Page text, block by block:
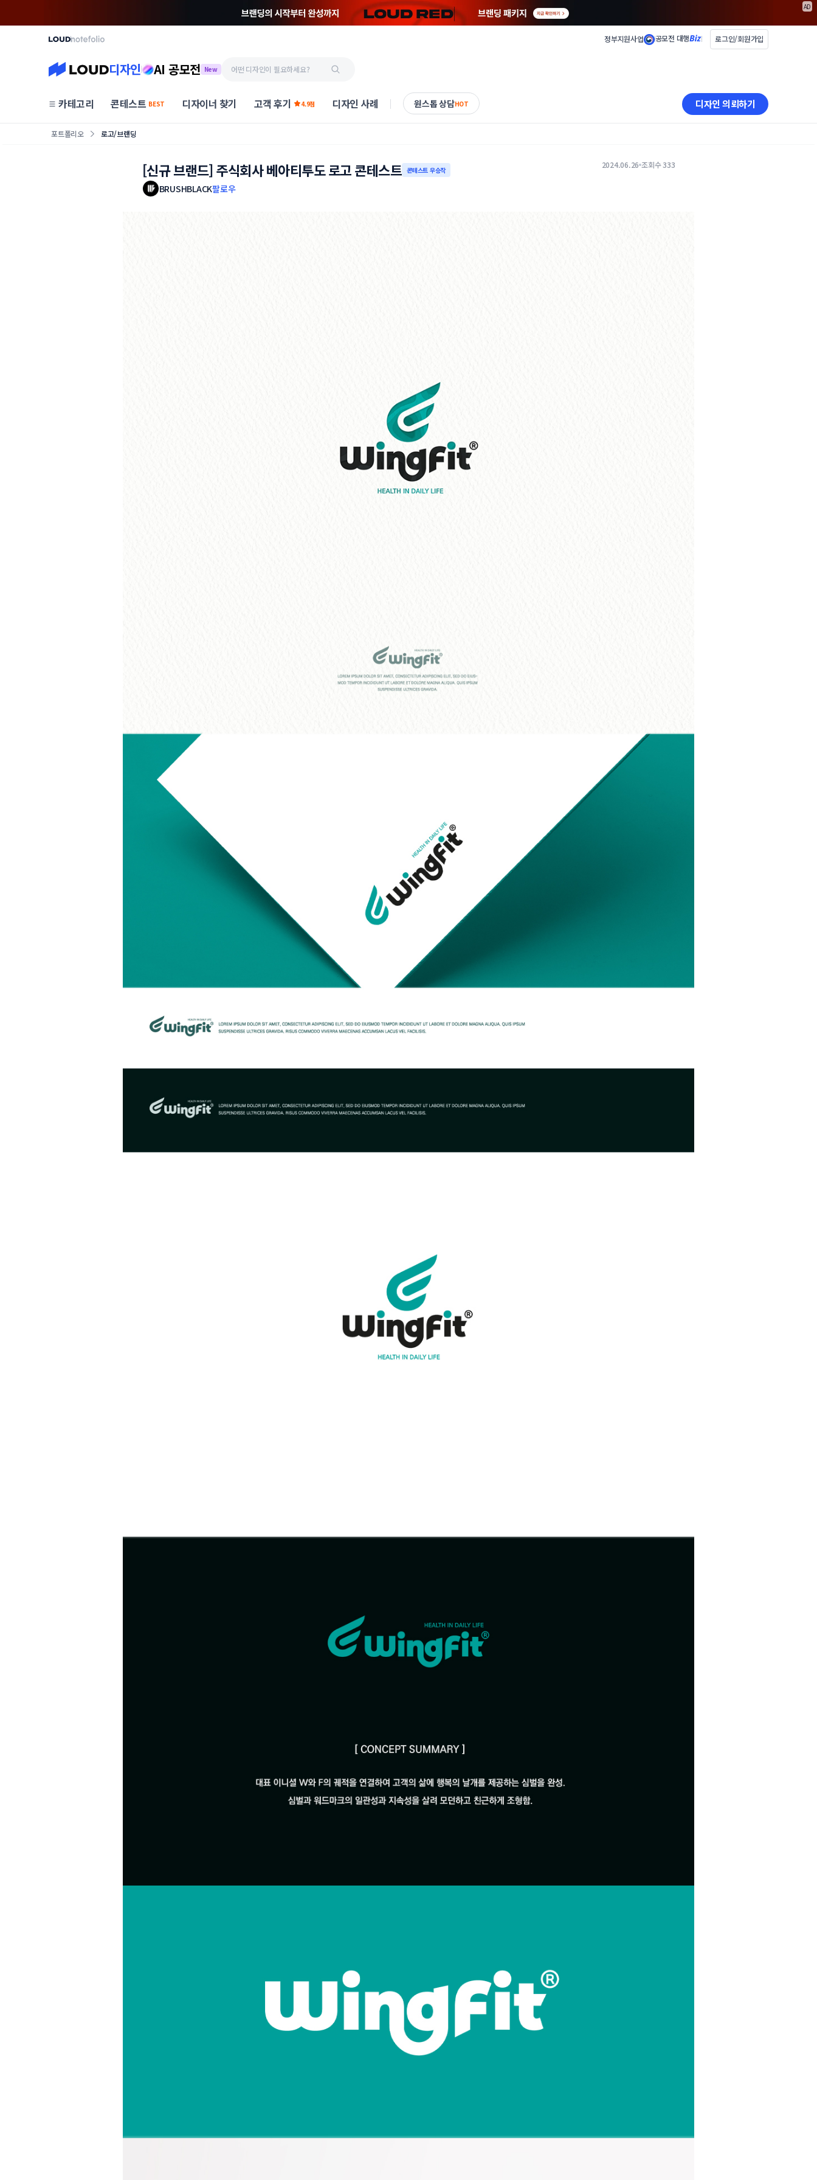
AD
정부지원사업 공모전 대행 로그인/회원가입
디자인 AI 공모전 New
카테고리 콘테스트 BEST 디자이너 찾기 고객 후기 4.9점 디자인 사례 원스톱 상담HOT 디자인 의뢰하기
포트폴리오 로고/브랜딩
[신규 브랜드] 주식회사 베아티투도 로고 콘테스트 콘테스트 우승작 2024.06.26 조회수 333
BRUSHBLACK팔로우